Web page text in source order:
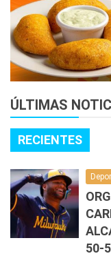
ÚLTIMAS
RECIENTES
50-